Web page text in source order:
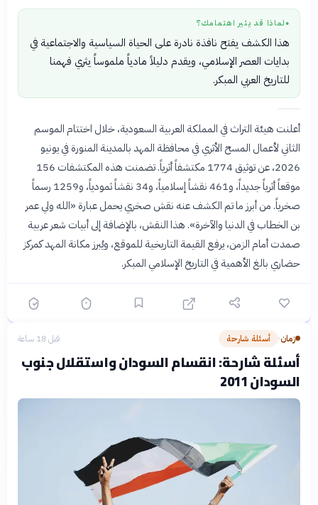
● لماذا قد يثير اهتمامك؟
هذا الكشف يفتح نافذة نادرة على الحياة السياسية والاجتماعية في
بدايات العصر الإسلامي، ويقدم دليلاً مادياً ملموساً يثري فهمنا
للتاريخ العربي المبكر.
أعلنت هيئة التراث في المملكة العربية السعودية، خلال اختتام الموسم
الثاني لأعمال المسح الأثري في محافظة المهد بالمدينة المنورة في يونيو
2026، عن توثيق 1774 مكتشفاً أثرياً. تضمنت هذه المكتشفات 156
موقعاً أثرياً جديداً، و461 نقشاً إسلامياً، و34 نقشاً ثمودياً، و1259 رسماً
صخرياً. من أبرز ما تم الكشف عنه نقش صخري يحمل عبارة «الله ولي عمر
بن الخطاب في الدنيا والآخرة». هذا النقش، بالإضافة إلى أبيات شعر عربية
صمدت أمام الزمن، يرفع القيمة التاريخية للموقع، ويُبرز مكانة المهد كمركز
حضاري بالغ الأهمية في التاريخ الإسلامي المبكر.
زمان› أسئلة شارحة قبل 18 ساعة
أسئلة شارحة: انقسام السودان واستقلال جنوب
السودان 2011